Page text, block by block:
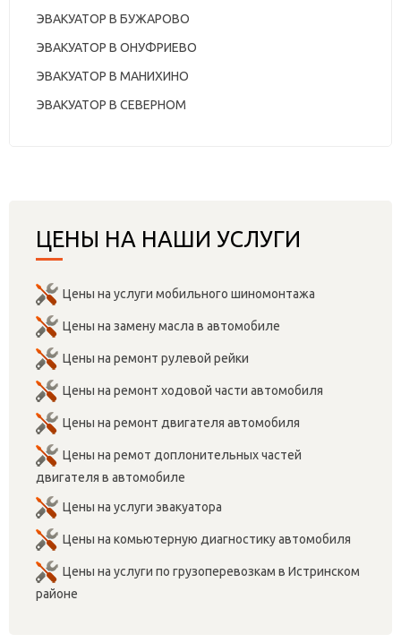
ЭВАКУАТОР В БУЖАРОВО
ЭВАКУАТОР В ОНУФРИЕВО
ЭВАКУАТОР В МАНИХИНО
ЭВАКУАТОР В СЕВЕРНОМ
ЦЕНЫ НА НАШИ УСЛУГИ
Цены на услуги мобильного шиномонтажа
Цены на замену масла в автомобиле
Цены на ремонт рулевой рейки
Цены на ремонт ходовой части автомобиля
Цены на ремонт двигателя автомобиля
Цены на ремот доплонительных частей
двигателя в автомобиле
Цены на услуги эвакуатора
Цены на комьютерную диагностику автомобиля
Цены на услуги по грузоперевозкам в Истринском
районе